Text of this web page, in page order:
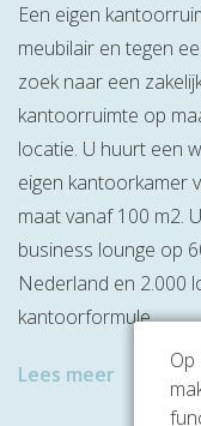
Een eigen
meubilair en tegen
zoek naar een
kantoorruimte op
locatie. U huurt een
eigen kantoorkamer
maat vanaf 100 m2.
business lounge op
Nederland en 2.000
kantoorformule.
Lees meer